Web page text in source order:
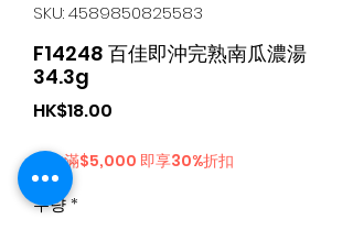
SKU: 4589850825583
F14248 百佳即沖完熟南瓜濃湯
34.3g
HK$18.00
購物滿$5,000 即享30%折扣
수량*